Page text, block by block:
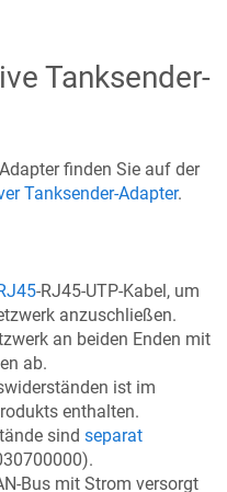
Tanksender-
finden Sie auf der
Tanksender-Adapter.
-RJ45-UTP-Kabel, um
anzuschließen.
an beiden Enden mit
ab.
ist im
enthalten.
sind separat
Bus mit Strom versorgt